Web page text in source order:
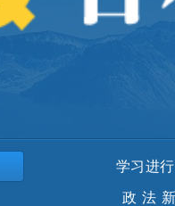
学习进
政法